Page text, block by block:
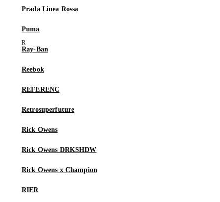
Prada Linea Rossa
Puma
Ray-Ban
Reebok
REFERENC
Retrosuperfuture
Rick Owens
Rick Owens DRKSHDW
Rick Owens x Champion
RIER